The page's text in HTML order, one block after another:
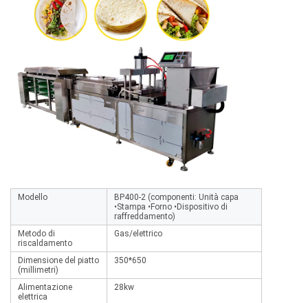
Modello
BP400-2 (componenti: Unità capa
•Stampa •Forno •Dispositivo di
raffreddamento)
Metodo di
riscaldamento
Gas/elettrico
Dimensione del piatto
(millimetri)
350*650
Alimentazione
elettrica
28kw